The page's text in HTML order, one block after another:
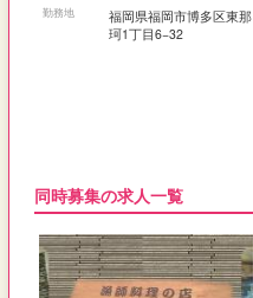
勤務地
福岡県福岡市博多区東那
珂1丁目6−32
同時募集の求人一覧